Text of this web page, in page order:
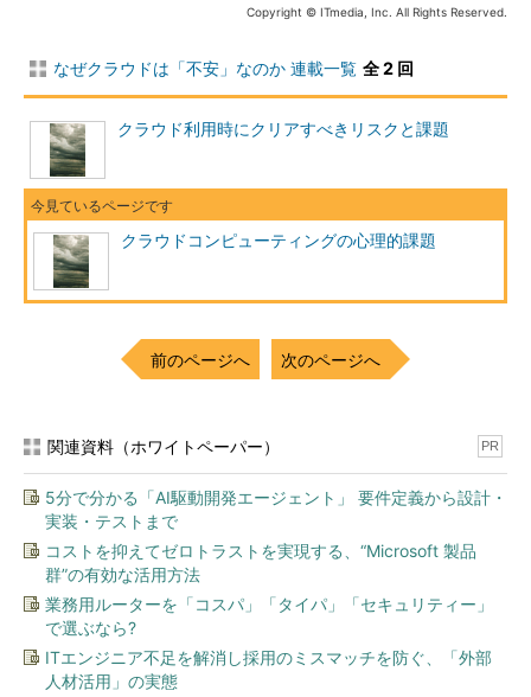
EUの個人情報持ち出しにかる政策など、数々のニュースがあ
「AmazonEC2 スポットインスタンスに関
Amazonクラウドに「キャパシティの限界
（Publickey）
http://www.publickey1.jp/blog/10/amazon_
4.html
http://alan.blog-
city.com/has_amazon_ec2_become_over_s
ubscribed.htm
【参考】
「Google Docsにおけるデータへのアクセ
ス制御不備による利用者の意図しないファ
イル共有の発生」
Google Docsで文書が意図せず共有される
Copyright © ITmedia, Inc. All Rights Reserved.
なぜクラウドは「不安」なのか 連載一覧 全 2 回
クラウド利用時にクリアすべきリスクと課題
クラウドコンピューティングの心理的課題
前のページへ 次のページへ
関連資料（ホワイトペーパー） PR
5分で分かる「AI駆動開発エージェント」 要件定義から設計・
実装・テストまで
コストを抑えてゼロトラストを実現する、“Microsoft 製品
群”の有効な活用方法
業務用ルーターを「コスパ」「タイパ」「セキュリティー」
で選ぶなら?
ITエンジニア不足を解消し採用のミスマッチを防ぐ、「外部
人材活用」の実態